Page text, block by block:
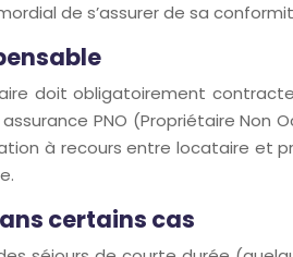
de s’assurer de sa
doit obligatoirement
PNO (Propriétaire
à recours entre locataire et
certains cas